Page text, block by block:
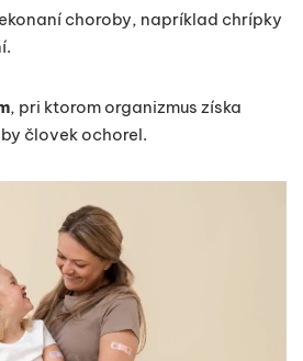
choroby, napríklad chrípky
, pri ktorom organizmus získa
človek ochorel.